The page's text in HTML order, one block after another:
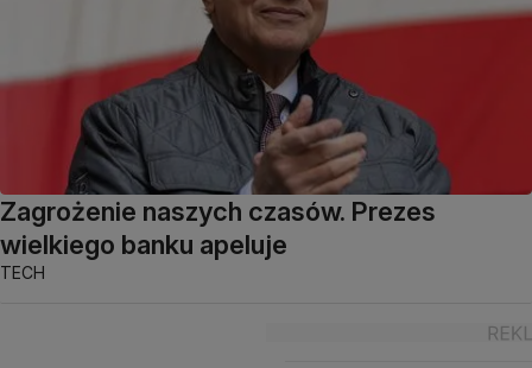
Zagrożenie naszych czasów. Prezes
wielkiego banku apeluje
TECH